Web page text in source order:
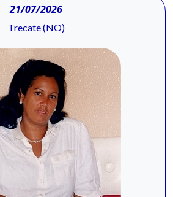
21/07/2026
Trecate (NO)